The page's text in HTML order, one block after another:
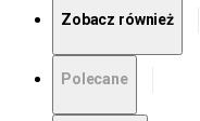
Zobacz również
Polecane